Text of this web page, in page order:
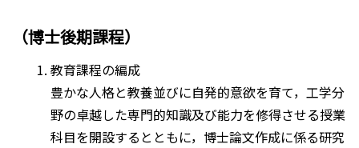
（博士後期課程）
教育課程の編成
豊かな人格と教養並びに自発的意欲を育て，工学分
野の卓越した専門的知識及び能力を修得させる授業
科目を開設するとともに，博士論文作成に係る研究